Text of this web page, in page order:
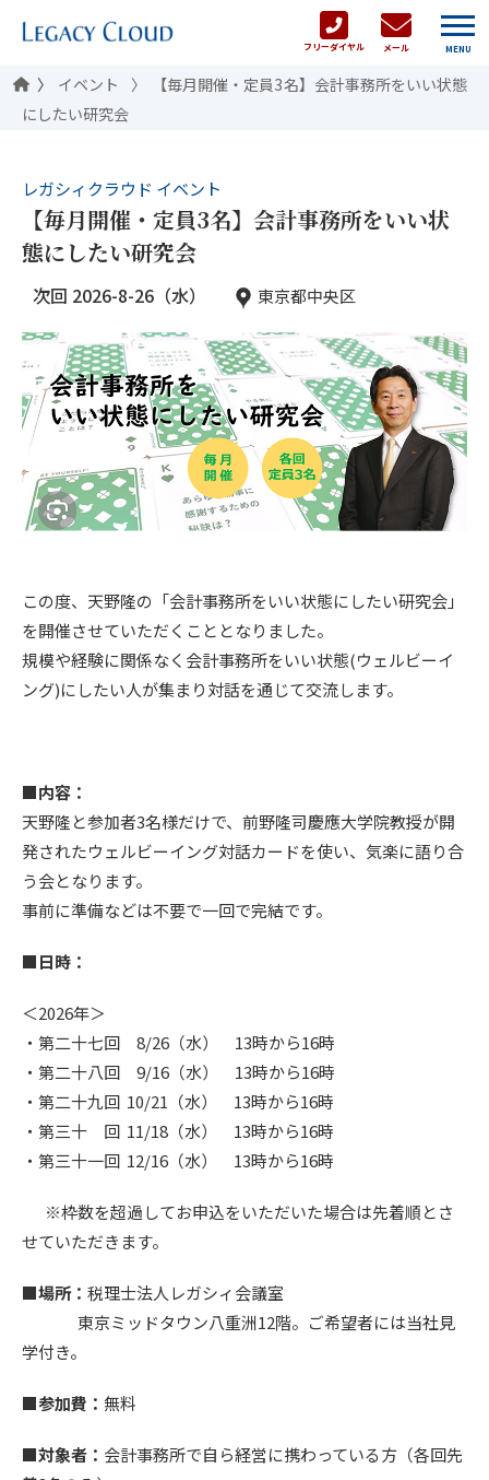
フリーダイヤル メール MENU
イベント
【毎月開催・定員3名】会計事務所をいい状態
にしたい研究会
レガシィクラウド イベント
【毎月開催・定員3名】会計事務所をいい状
態にしたい研究会
次回 2026-8-26（水） 東京都中央区
この度、天野隆の「会計事務所をいい状態にしたい研究会」
を開催させていただくこととなりました。
規模や経験に関係なく会計事務所をいい状態(ウェルビーイ
ング)にしたい人が集まり対話を通じて交流します。
■内容：
天野隆と参加者3名様だけで、前野隆司慶應大学院教授が開
発されたウェルビーイング対話カードを使い、気楽に語り合
う会となります。
事前に準備などは不要で一回で完結です。
■日時：
＜2026年＞
・第二十七回 8/26（水） 13時から16時
・第二十八回 9/16（水） 13時から16時
・第二十九回 10/21（水） 13時から16時
・第三十 回 11/18（水） 13時から16時
・第三十一回 12/16（水） 13時から16時
※枠数を超過してお申込をいただいた場合は先着順とさ
せていただきます。
■場所： 税理士法人レガシィ会議室
東京ミッドタウン八重洲12階。ご希望者には当社見
学付き。
■参加費： 無料
■対象者： 会計事務所で自ら経営に携わっている方（各回先